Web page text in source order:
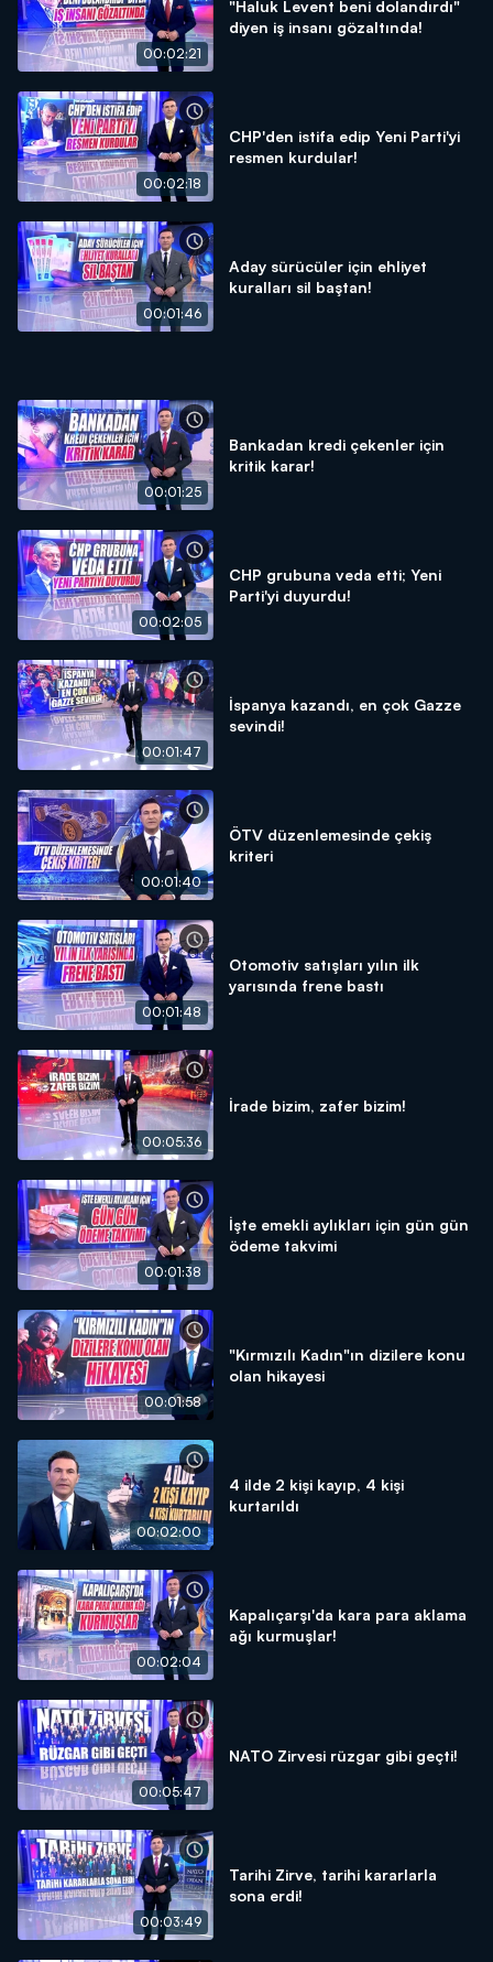
00:02:21
"Haluk Levent beni dolandırdı"
diyen iş insanı gözaltında!
00:02:18
CHP'den istifa edip Yeni Parti'yi
resmen kurdular!
00:01:46
Aday sürücüler için ehliyet
kuralları sil baştan!
00:01:25
Bankadan kredi çekenler için
kritik karar!
00:02:05
CHP grubuna veda etti; Yeni
Parti'yi duyurdu!
00:01:47
İspanya kazandı, en çok Gazze
sevindi!
00:01:40
ÖTV düzenlemesinde çekiş
kriteri
00:01:48
Otomotiv satışları yılın ilk
yarısında frene bastı
00:05:36
İrade bizim, zafer bizim!
00:01:38
İşte emekli aylıkları için gün gün
ödeme takvimi
00:01:58
"Kırmızılı Kadın"ın dizilere konu
olan hikayesi
00:02:00
4 ilde 2 kişi kayıp, 4 kişi
kurtarıldı
00:02:04
Kapalıçarşı'da kara para aklama
ağı kurmuşlar!
00:05:47
NATO Zirvesi rüzgar gibi geçti!
00:03:49
Tarihi Zirve, tarihi kararlarla
sona erdi!